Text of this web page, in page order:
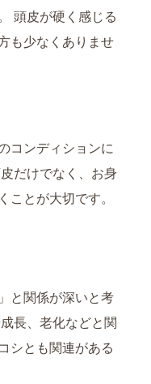
頭皮が硬く感じる
も少なくありませ
コンディションに
だけでなく、お身
ことが大切です。
と関係が深いと考
長、老化などと関
シとも関連がある